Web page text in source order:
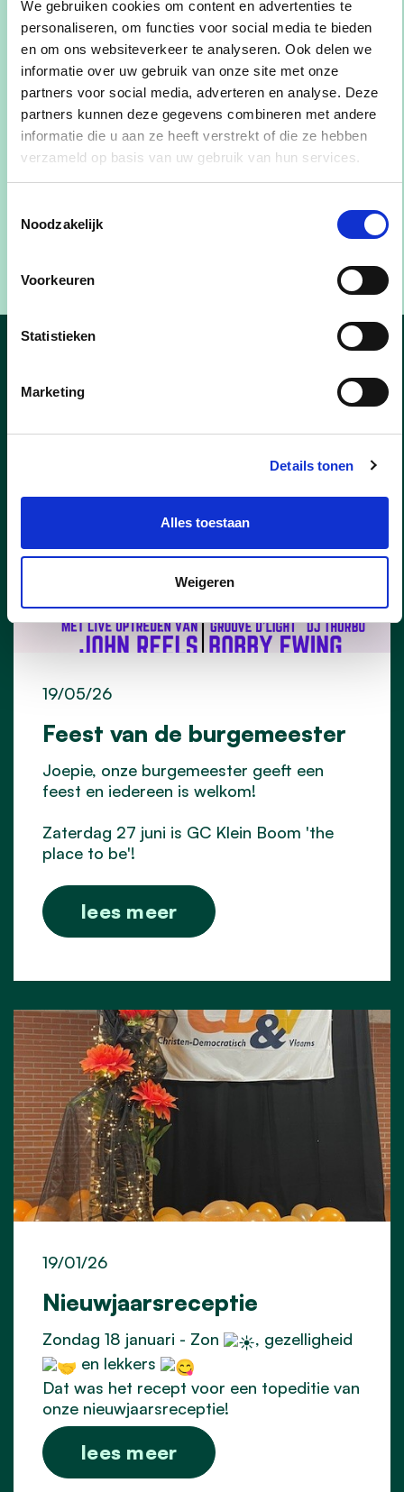
We gebruiken cookies om content en advertenties te
personaliseren, om functies voor social media te bieden
en om ons websiteverkeer te analyseren. Ook delen we
informatie over uw gebruik van onze site met onze
partners voor social media, adverteren en analyse. Deze
partners kunnen deze gegevens combineren met andere
informatie die u aan ze heeft verstrekt of die ze hebben
verzameld op basis van uw gebruik van hun services.
Noodzakelijk
Voorkeuren
Statistieken
Marketing
Details tonen
Alles toestaan
Weigeren
Samen zetten we in op sterke dienstverlening,
duurzaamheid en verbondenheid,” aldus het
nieuwe bestuur.
Van links naar rechts: Annelies Vermeiren(halve
termijn) , Roger Janssens(halve termijn), Mieke
Fransen, Glenn Smets, Chris De Veuster, Ingrid
Nieuws uit Putte
Feest van de burgemeester
19/05/26
Joepie, onze burgemeester geeft een
feest en iedereen is welkom!
Zaterdag 27 juni is GC Klein Boom 'the
place to be'!
lees meer
Nieuwjaarsreceptie
19/01/26
Zondag 18 januari - Zon
, gezelligheid
en lekkers
Dat was het recept voor een topeditie van
onze nieuwjaarsreceptie!
lees meer